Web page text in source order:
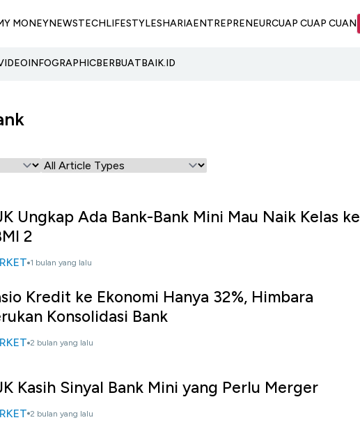
MONEYNEWSTECHLIFESTYLESHARIAENTREPRENEURCUAP CUAP CUAN
INFOGRAPHICBERBUATBAIK.ID
Ungkap Ada Bank-Bank Mini Mau Naik Kelas ke
2
1 bulan yang lalu
Kredit ke Ekonomi Hanya 32%, Himbara
Konsolidasi Bank
2 bulan yang lalu
Kasih Sinyal Bank Mini yang Perlu Merger
2 bulan yang lalu